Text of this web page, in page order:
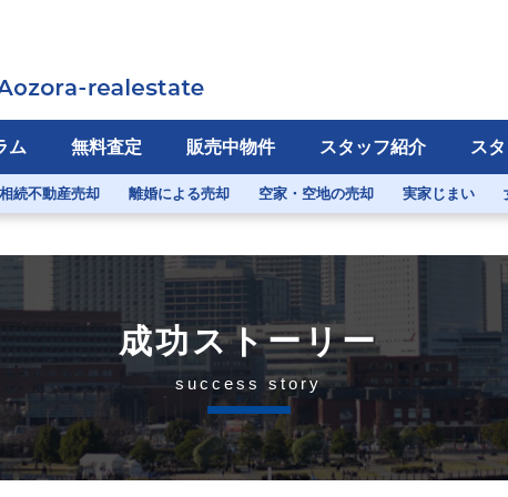
ム 無料査定 販売中物件 スタッフ紹介 ス
相続不動産売却 離婚による売却 空家・空地の売却 実家じまい
成功ストーリー
success story